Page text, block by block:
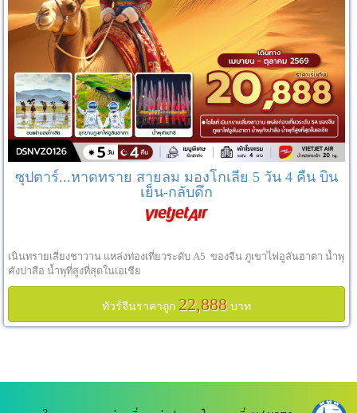
ซุปตาร์...หาดทราย สายลม มองโกเลีย 5 วัน 4 คืน บิน
เย็น-กลับดึก
เนินทรายเสี่ยงชาวาน แหล่งท่องเที่ยวระดับ A5 ของจีน ภูเขาไฟอูลันฮาตา น้ำพุ
คังปาสือ น้ำพุที่สูงที่สุดในเอเชีย
ทัวร์จีนราคาถูก 22,888บาท